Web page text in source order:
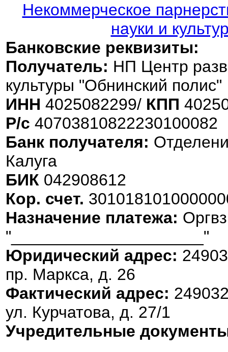
Некоммерческое
науки и
Банковские реквизиты:
Получатель: НП Центр
культуры "Обнинский полис"
ИНН 4025082299/ КПП
Р/с 40703810822230100082
Банк получателя:
Калуга
БИК 042908612
Кор. счет.
Назначение платежа:
"_____________________"
Юридический адрес:
пр. Маркса, д. 26
Фактический адрес:
ул. Курчатова, д. 27/1
Учредительные